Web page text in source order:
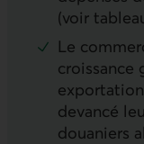
(voir
Le
croissance
devancé
douaniers